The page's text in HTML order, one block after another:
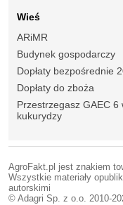
Wieś
ARiMR
Budynek gospodarczy
Dopłaty bezpośrednie
Dopłaty do zboża
Przestrzegasz GAEC 6
kukurydzy
AgroFakt.pl jest znakiem
Wszystkie materiały
autorskimi
© Adagri Sp. z o.o. 2010-